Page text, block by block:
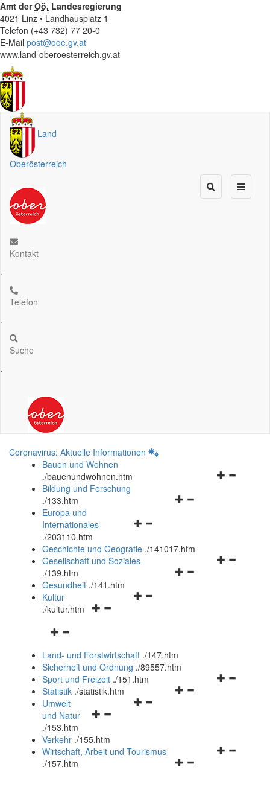
Amt derOö. Landesregierung
4021 Linz • Landhausplatz 1
Telefon (+43 732) 77 20-0
E-Mail post@ooe.gv.at
www.land-oberoesterreich.gv.at
Land
Oberösterreich
Kontakt
.
Telefon
.
Suche
.
Coronavirus: Aktuelle Informationen
Bauen und Wohnen
./bauenundwohnen.htm
Navigationsmenü
Bildung und Forschung
./133.htm
Navigationsmenü
und
schließen
Europa und
Internationales
./203110.htm
Geschichte und Geografie ./141017.htm
Navigationsmenü
Gesellschaft und Soziales
./139.htm
Navigationsmenü
Gesundheit ./141.htm
Navigationsmenü
Kultur
./kultur.htm
Navigationsmenü
und
schließen
Land- und Forstwirtschaft ./147.htm
Sicherheit und Ordnung ./89557.htm
Navigationsmenü
Sport und Freizeit ./151.htm
Navigationsmenü
Statistik ./statistik.htm
Navigationsmenü
und
schließen
Umwelt
und Natur
./153.htm
Verkehr ./155.htm
Navigationsmenü
Wirtschaft, Arbeit und Tourismus
./157.htm